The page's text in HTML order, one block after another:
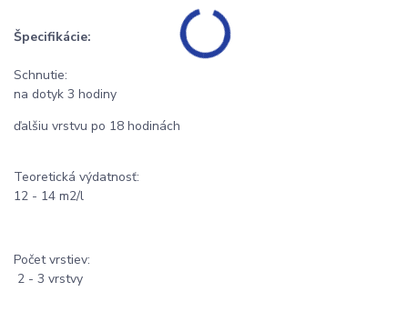
Špecifikácie:
Schnutie:
na dotyk 3 hodiny
ďalšiu vrstvu po 18 hodinách
Teoretická výdatnosť:
12 - 14 m2/l
Počet vrstiev:
2 - 3 vrstvy